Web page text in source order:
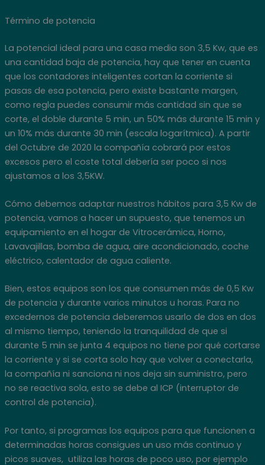
Término de potencia
La potencial ideal para una casa media son 3,5 Kw, que es
una cantidad baja de potencia, hay que tener en cuenta
que los contadores inteligentes cortan la corriente si
pasas de esa potencia, pero existe bastante margen,
como regla puedes consumir más cantidad sin que se
corte, el doble durante 5 min, un 50% más durante 15 min y
un 10% más durante 30 min (escala logarítmica). A partir
del Octubre de 2020 la compañía cobrará por estos
excesos pero el coste total debería ser poco si nos
ajustamos a los 3,5KW.
Cómo debemos adaptar nuestros hábitos para 3,5 Kw de
potencia, vamos a hacer un supuesto, que tenemos un
equipamiento en el hogar de Vitrocerámica, Horno,
Lavavajillas, bomba de agua, aire acondicionado, coche
eléctrico, calentador de agua caliente.
Bien, estos equipos son los que consumen más de 0,5 Kw
de potencia y durante varios minutos u horas. Para no
excedernos de potencia deberemos usarlo de dos en dos
al mismo tiempo, teniendo la tranquilidad de que si
durante 5 min se junta 4 equipos no tiene por qué cortarse
la corriente y si se corta solo hay que volver a conectarla,
la compañía ni sanciona ni nos deja sin suministro, pero
no se reactiva sola, esto se debe al ICP (interruptor de
control de potencia).
Por tanto, si programas los equipos para que funcionen a
determinadas horas consigues un uso más continuo y
picos suaves, utiliza las horas de poco uso, por ejemplo